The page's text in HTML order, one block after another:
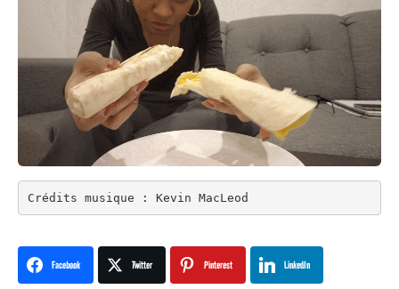
Crédits musique : Kevin MacLeod
Facebook Twitter Pinterest LinkedIn